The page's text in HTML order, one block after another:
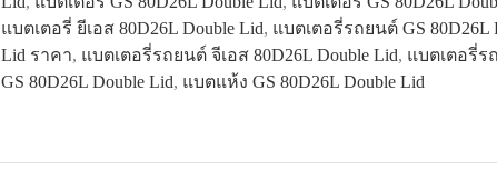
แบตเตอรี่ ยีเอส 80D26L Double Lid, แบตเตอรี่รถยนต์ GS 80D26L
Lid ราคา, แบตเตอรี่รถยนต์ จีเอส 80D26L Double Lid, แบตเตอรี่ร
GS 80D26L Double Lid, แบตแห้ง GS 80D26L Double Lid